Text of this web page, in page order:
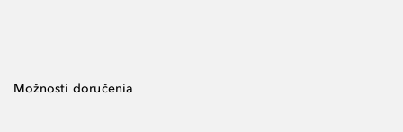
Možnosti doručenia